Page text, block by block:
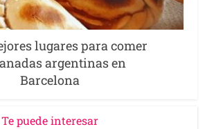
lugares para comer
argentinas en
Barcelona
Te puede interesar